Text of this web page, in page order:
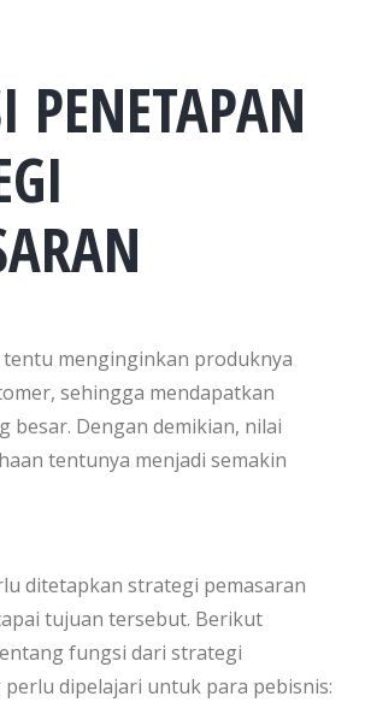
PENETAPAN
menginginkan produknya
sehingga mendapatkan
besar. Dengan demikian, nilai
tentunya menjadi semakin
ditetapkan strategi pemasaran
tujuan tersebut. Berikut
fungsi dari strategi
perlu dipelajari untuk para pebisnis: